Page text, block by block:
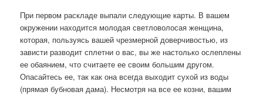
При первом раскладе выпали следующие карты. В вашем
окружении находится молодая светловолосая женщина,
которая, пользуясь вашей чрезмерной доверчивостью, из
зависти разводит сплетни о вас, вы же настолько ослеплены
ее обаянием, что считаете ее своим большим другом.
Опасайтесь ее, так как она всегда выходит сухой из воды
(прямая бубновая дама). Несмотря на все ее козни, вашим